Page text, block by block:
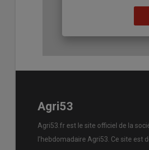
Agri53
Agri53.fr est le site officiel de la
l’hebdomadaire Agri53. Ce site est